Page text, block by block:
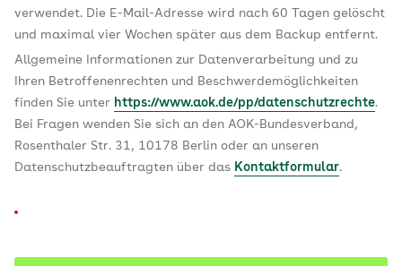
verwendet. Die E-Mail-Adresse wird nach 60 Tagen gelöscht
und maximal vier Wochen später aus dem Backup entfernt.
Allgemeine Informationen zur Datenverarbeitung und zu
Ihren Betroffenenrechten und Beschwerdemöglichkeiten
finden Sie unter https://www.aok.de/pp/datenschutzrechte.
Bei Fragen wenden Sie sich an den AOK-Bundesverband,
Rosenthaler Str. 31, 10178 Berlin oder an unseren
Datenschutzbeauftragten über das Kontaktformular.